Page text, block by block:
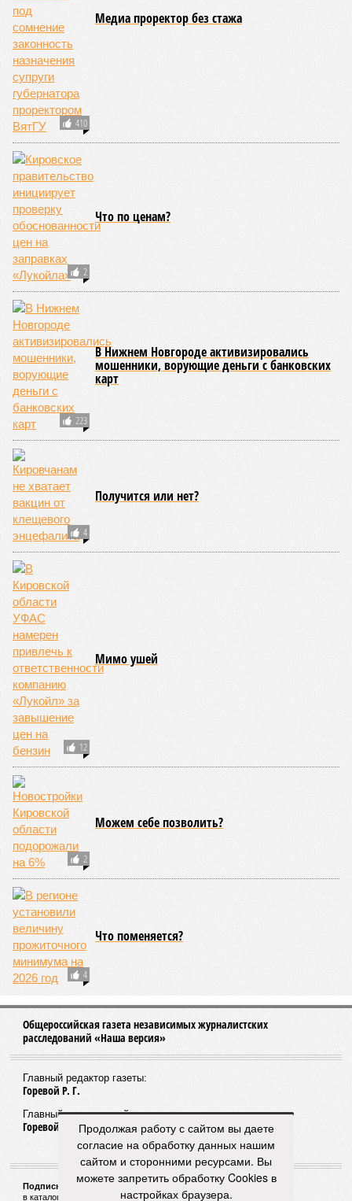
410
Медиа проректор без стажа
2
Что по ценам?
223
В Нижнем Новгороде активизировались
мошенники, ворующие деньги с банковских
карт
4
Получится или нет?
12
Мимо ушей
2
Можем себе позволить?
4
Что поменяется?
Общероссийская газета независимых журналистских
расследований «Наша версия»
Главный редактор газеты:
Горевой Р. Г.
Главный редактор сайта:
Горевой Р. Г.
Подписной индекс газеты «Наша версия»:
в каталоге «Почта России» —99266
Продолжая работу с сайтом вы даете
согласие на обработку данных нашим
сайтом и сторонними ресурсами. Вы
можете запретить обработку Cookies в
настройках браузера.